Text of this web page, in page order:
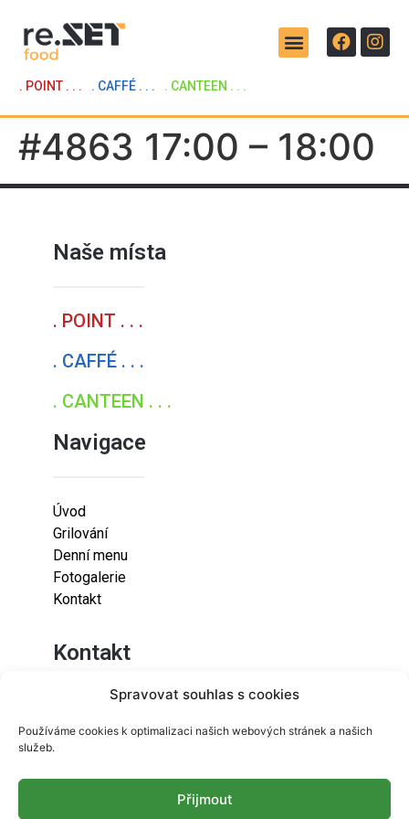
Spravovat souhlas s cookies
Používáme cookies k optimalizaci našich webových stránek a našich
služeb.
Přijmout
. POINT . . . . CAFFÉ . . . . CANTEEN . . .
#4863 17:00 – 18:00
Naše místa
. POINT . . .
. CAFFÉ . . .
. CANTEEN . . .
Navigace
Úvod
Grilování
Denní menu
Fotogalerie
Kontakt
Kontakt
Lazaretní 925/9